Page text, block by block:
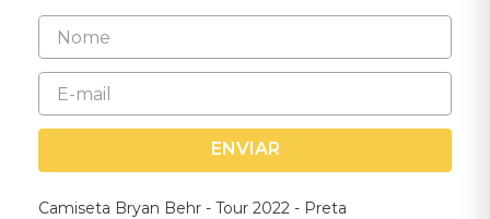
ENVIAR
Camiseta Bryan Behr - Tour 2022 - Preta